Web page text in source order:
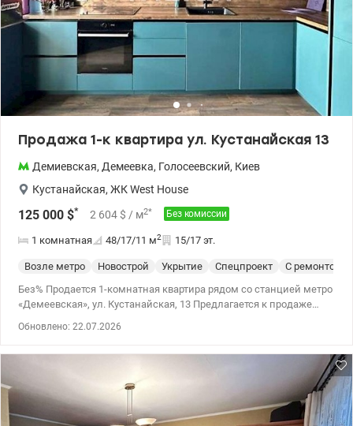
доступность Удобная транспортная развязка Метро
«Васильковская» и «Выставочный центр» 10 мин пешком
Квартира идеально подойдет для проживания или инвестиции
под аренду. Большой опыт помощи по покупке квартир по
государственным программам, безналичный расчет Еоселя (Е-
оселя), Евидновлення, Сертификат Жилье для ВПЛ и военных
(постановление 280 , 719, держмолодь кредит и другие ) Цена
95000 у.е. Комиссия агентства 5% Виктор 0935705384
Продажа 1-к квартира ул. Кустанайская 13
Демиевская, Демеевка, Голосеевский, Киев
Кустанайская, ЖК West House
125 000 $* 2 604 $ / м2* Без комиссии
1 комнатная 48/17/11 м2 15/17 эт.
Возле метро Новострой Укрытие Спецпроект
С ремонтом
Без% Продается 1-комнатная квартира рядом со станцией метро
«Демеевская», ул. Кустанайская, 13 Предлагается к продаже
инвестиций! Один владелец! Основные характеристики:
Площадь: 48 м² 1 комната 15/17 этаж Хорошее состояние,
евроремонт. Чистый подъезд, домофон Удобный доступ к
Обновлено: 22.07.2026